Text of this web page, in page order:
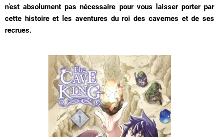
n’est absolument pas nécessaire pour vous laisser porter par
cette histoire et les aventures du roi des cavernes et de ses
recrues.